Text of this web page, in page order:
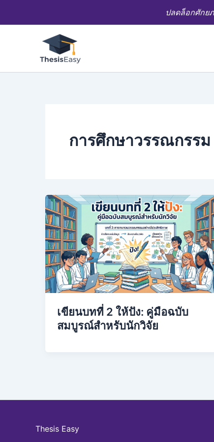
ปลดล็อกศักย
การศึกษาวรรณกรรม
เขียนบทที่ 2 ให้ปัง: คู่มือฉบับ
สมบูรณ์สำหรับนักวิจัย
Thesis Easy